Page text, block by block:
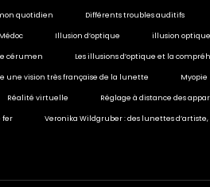
quotidien Différents troubles auditifs
Illusion d’optique illusion
cérumen Les illusions d’optique et la
une vision très française de la lunette Myopie
Réalité virtuelle Réglage à distance des
fer Veronika Wildgruber : des lunettes d’artiste,